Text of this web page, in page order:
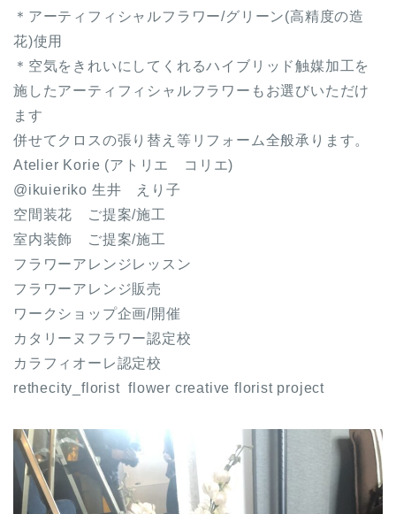
＊アーティフィシャルフラワー/グリーン(高精度の造
花)使用
＊空気をきれいにしてくれるハイブリッド触媒加工を
施したアーティフィシャルフラワーもお選びいただけ
ます
併せてクロスの張り替え等リフォーム全般承ります。
Atelier Korie (アトリエ コリエ)
@ikuieriko 生井 えり子
空間装花 ご提案/施工
室内装飾 ご提案/施工
フラワーアレンジレッスン
フラワーアレンジ販売
ワークショップ企画/開催
カタリーヌフラワー認定校
カラフィオーレ認定校
rethecity_florist flower creative florist project